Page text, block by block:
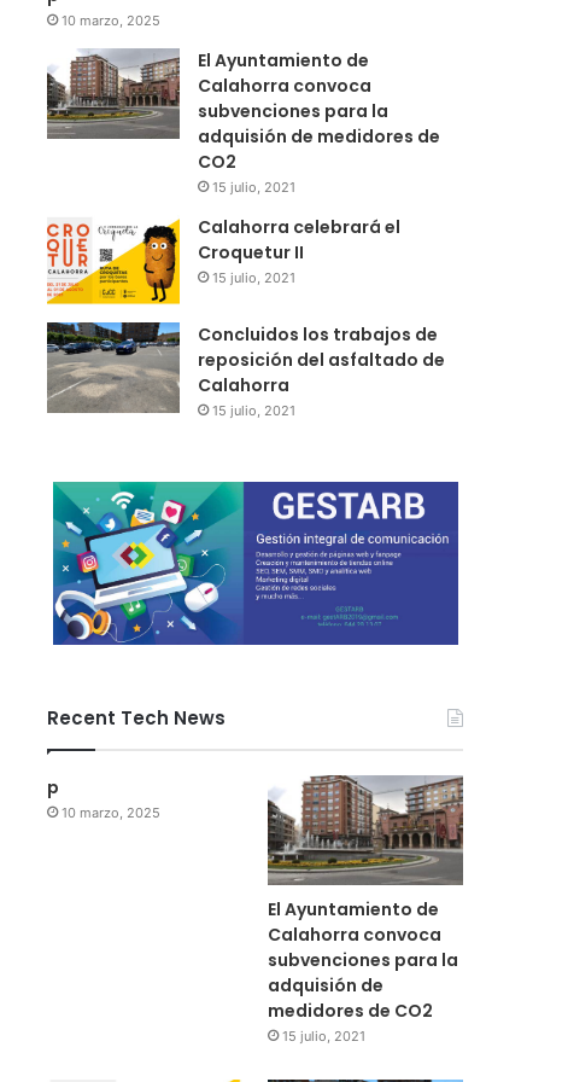
10 marzo, 2025
El Ayuntamiento de
Calahorra convoca
subvenciones para la
adquisión de medidores de
CO2
15 julio, 2021
Calahorra celebrará el
Croquetur II
15 julio, 2021
Concluidos los trabajos de
reposición del asfaltado de
Calahorra
15 julio, 2021
Recent Tech News
p
10 marzo, 2025
El Ayuntamiento de
Calahorra convoca
subvenciones para la
adquisión de
medidores de CO2
15 julio, 2021